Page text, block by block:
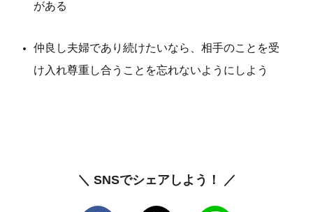
がある
仲良し夫婦であり続けたいなら、相手のことを受
け入れ尊重し合うことを忘れないようにしよう
＼ SNSでシェアしよう！ ／